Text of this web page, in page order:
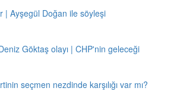
| Ayşegül Doğan ile söyleşi
Göktaş olayı | CHP'nin geleceği
seçmen nezdinde karşılığı var mı?